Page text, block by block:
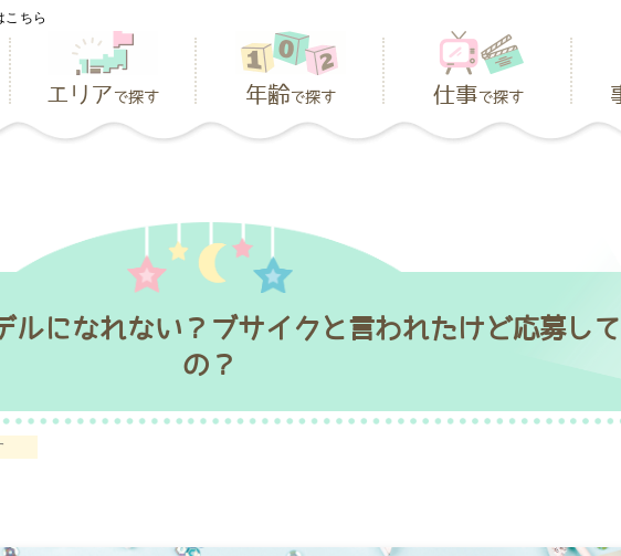
こちら
エリア で探す 年齢で探す 仕事で探す
ルになれない？ブサイクと言われたけど応募し
の？